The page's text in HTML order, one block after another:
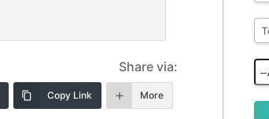
Share via:
Copy Link More